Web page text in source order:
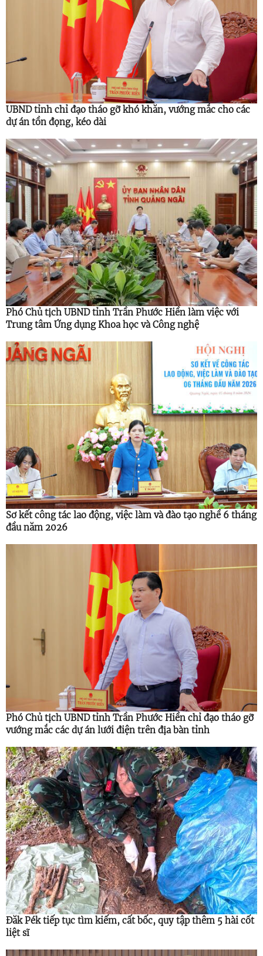
UBND tỉnh chỉ đạo tháo gỡ khó khăn, vướng mắc cho các
dự án tồn đọng, kéo dài
Phó Chủ tịch UBND tỉnh Trần Phước Hiền làm việc với
Trung tâm Ứng dụng Khoa học và Công nghệ
Sơ kết công tác lao động, việc làm và đào tạo nghề 6 tháng
đầu năm 2026
Phó Chủ tịch UBND tỉnh Trần Phước Hiền chỉ đạo tháo gỡ
vướng mắc các dự án lưới điện trên địa bàn tỉnh
Đăk Pék tiếp tục tìm kiếm, cất bốc, quy tập thêm 5 hài cốt
liệt sĩ